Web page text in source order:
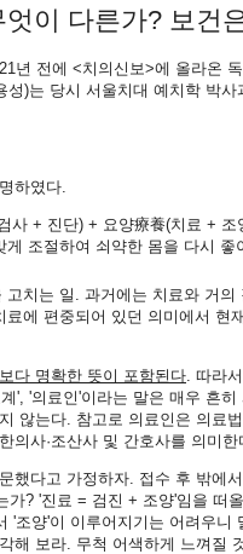
이 다른가? 보건
년 전에 <치의신보>에 올라온
성)는 당시 서울치대 예치학 박
하였다.
사 + 진단) + 요양療養(치료 + 조
게 조절하여 쇠약한 몸을 다시 좋
고치는 일. 과거에는 치료와 거
료에 편중되어 있던 의미에서 현
다 명확한 뜻이 포함된다 . 따라
', '의료인'이라는 말은 매우 흔
않는다. 참고로 의료인은 의료
의사·조산사 및 간호사를 의미
했다고 가정하자. 접수 후 밖에
가? '진료 = 검진 + 조양'임을 떠
'조양'이 이루어지기는 어려우니
해 보라. 무척 어색하게 느껴질